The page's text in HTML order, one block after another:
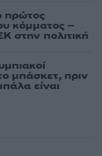
πρώτος
κόμματος –
στην πολιτική
μπάσκετ, πριν
είναι